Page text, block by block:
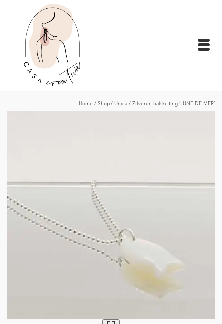
Home / Shop / Unica / Zilveren halsketting ‘LUNE DE MER’